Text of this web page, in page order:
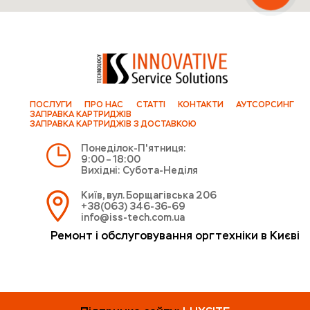
Київ, вул. Борщагівська 206
+38(063) 346-36-69
info@iss-tech.com.ua
Понеділок-П'ятниця:
9:00 – 18:00
Вихідні: Субота-Неділя
ПОСЛУГИ ПРО НАС СТАТТІ КОНТАКТИ
АУТСОРСИНГ
ЗАПРАВКА КАРТРИДЖІВ
ЗАПРАВКА КАРТРИДЖІВ З ДОСТАВКОЮ
Ремонт і обслуговування оргтехніки в Києві